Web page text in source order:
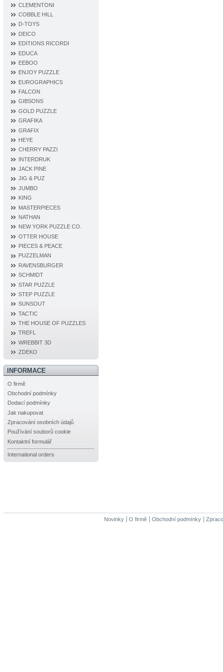
CLEMENTONI
COBBLE HILL
D‐TOYS
DEICO
EDITIONS RICORDI
EDUCA
EEBOO
ENJOY PUZZLE
EUROGRAPHICS
FALCON
GIBSONS
GOLD PUZZLE
GRAFIKA
GRAFIX
HEYE
CHERRY PAZZI
INTERDRUK
JACK PINE
JIG & PUZ
JUMBO
KING
MASTERPIECES
NATHAN
NEW YORK PUZZLE CO.
OTTER HOUSE
PIECES & PEACE
PUZZELMAN
RAVENSBURGER
SCHMIDT
STAR PUZZLE
STEP PUZZLE
SUNSOUT
TACTIC
THE HOUSE OF PUZZLES
TREFL
WREBBIT 3D
ZDEKO
INFORMACE
O firmě
Obchodní podmínky
Dodací podmínky
Jak nakupovat
Zpracování osobních údajů
Používání souborů cookie
Kontaktní formulář
International orders
Novinky O firmě Obchodní podmínky